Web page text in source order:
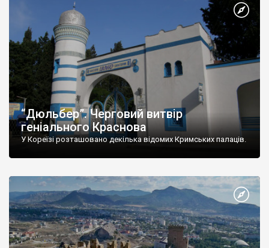
“Дюльбер”. Черговий витвір
геніального Краснова
У Кореїзі розташовано декілька відомих Кримських палаців.